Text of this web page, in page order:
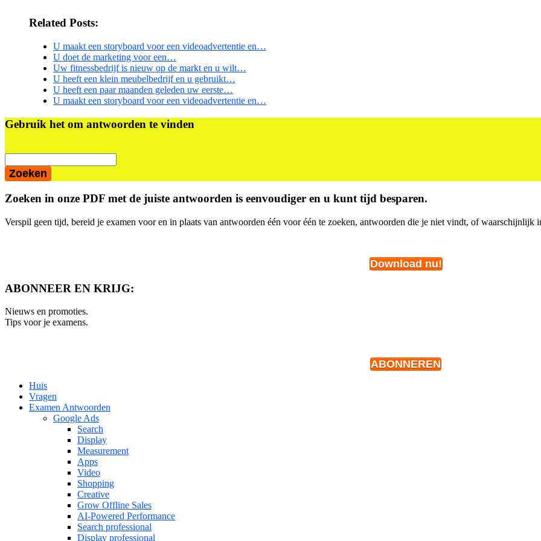
Related Posts:
U maakt een storyboard voor een videoadvertentie en…
U doet de marketing voor een…
Uw fitnessbedrijf is nieuw op de markt en u wilt…
U heeft een klein meubelbedrijf en u gebruikt…
U heeft een paar maanden geleden uw eerste…
U maakt een storyboard voor een videoadvertentie en…
Primaire
Gebruik het om antwoorden te vinden
Zoeken in onze PDF met de juiste antwoorden is eenvoudiger en u kunt tijd besparen.
Verspil geen tijd, bereid je examen voor en in plaats van antwoorden één voor één te zoeken, antwoorden die je niet vindt, of waarschijnlijk
Download nu!
ABONNEER EN KRIJG:
Nieuws en promoties.
Tips voor je examens.
ABONNEREN
Huis
Vragen
Examen Antwoorden
Google Ads
Search
Display
Measurement
Apps
Video
Shopping
Creative
Grow Offline Sales
AI-Powered Performance
Search professional
Display professional